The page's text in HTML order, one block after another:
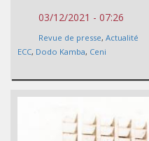
03/12/2021 - 07:26
Revue de presse, Actualité
ECC, Dodo Kamba, Ceni